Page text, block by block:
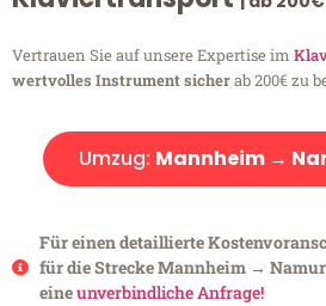
Vertrauen Sie auf unsere Expertise im
wertvolles Instrument sicherab 200€ zu
Umzug: Mannheim →
Für einen detaillierte
für die Strecke Mannheim →
eineunverbindliche Anfrage!